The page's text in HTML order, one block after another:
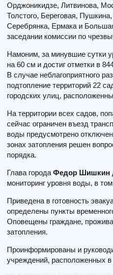
Орджоникидзе, Литвинова,
Толстого, Береговая,
Серебрянка, Ермака и
заседании комиссии по
Намоним, за минувшие сутки
на 60 см и достиг отметки в
В случае неблагоприятного
подтопление территорий 22
городских улиц,
На территории всех садов,
сейчас ограничен въезд
воды предусмотрено
зонах затопления решен
порядка.
Глава города Федор Шишкин
мониторинг уровня воды, в
Приведена в готовность
определены пункты
Оповещены граждане,
затопления.
Проинформированы и
учреждений, расположенных